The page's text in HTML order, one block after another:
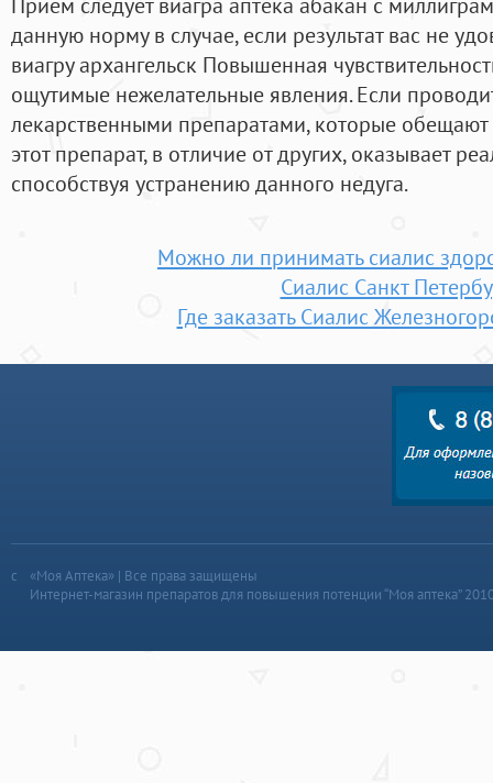
данную норму в случае, если результат вас не
виагру архангельск Повышенная
ощутимые нежелательные явления. Если
лекарственными препаратами, которые
этот препарат, в отличие от других, оказывает
способствуя устранению данного недуга.
Можно ли принимать сиалис
Сиалис Санкт
Где заказать Сиалис
«Моя Аптека» | Все права защищены
Интернет-магазин препаратов для повышения потенции “Моя аптека”